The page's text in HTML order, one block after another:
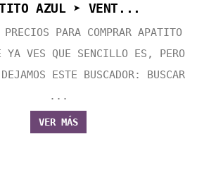
AZUL ➤ VENT...
PRECIOS PARA COMPRAR APATITO
YA VES QUE SENCILLO ES, PERO
ESTE BUSCADOR: BUSCAR
...
VER MÁS